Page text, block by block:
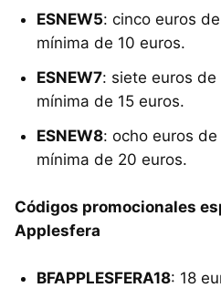
ESNEW5: cinco euros
mínima de 10 euros.
ESNEW7: siete euros
mínima de 15 euros.
ESNEW8: ocho euros
mínima de 20 euros.
Códigos promocionales
Applesfera
BFAPPLESFERA18: 18